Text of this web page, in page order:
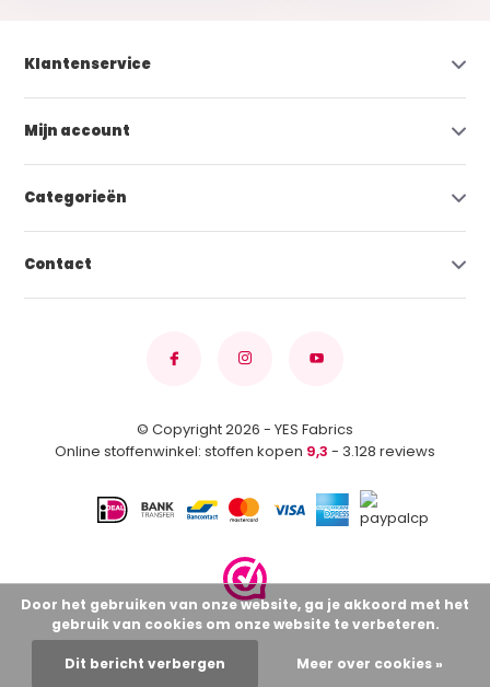
Klantenservice
Mijn account
Categorieën
Contact
© Copyright 2026 - YES Fabrics
Online stoffenwinkel: stoffen kopen 9,3 - 3.128 reviews
Door het gebruiken van onze website, ga je akkoord met het
gebruik van cookies om onze website te verbeteren.
Dit bericht verbergen Meer over cookies »